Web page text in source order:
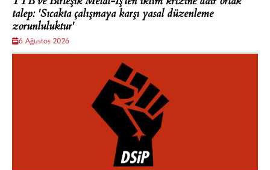
talep: 'Sıcakta çalışmaya karşı yasal düzenleme
zorunluluktur'
6 Ağustos 2026